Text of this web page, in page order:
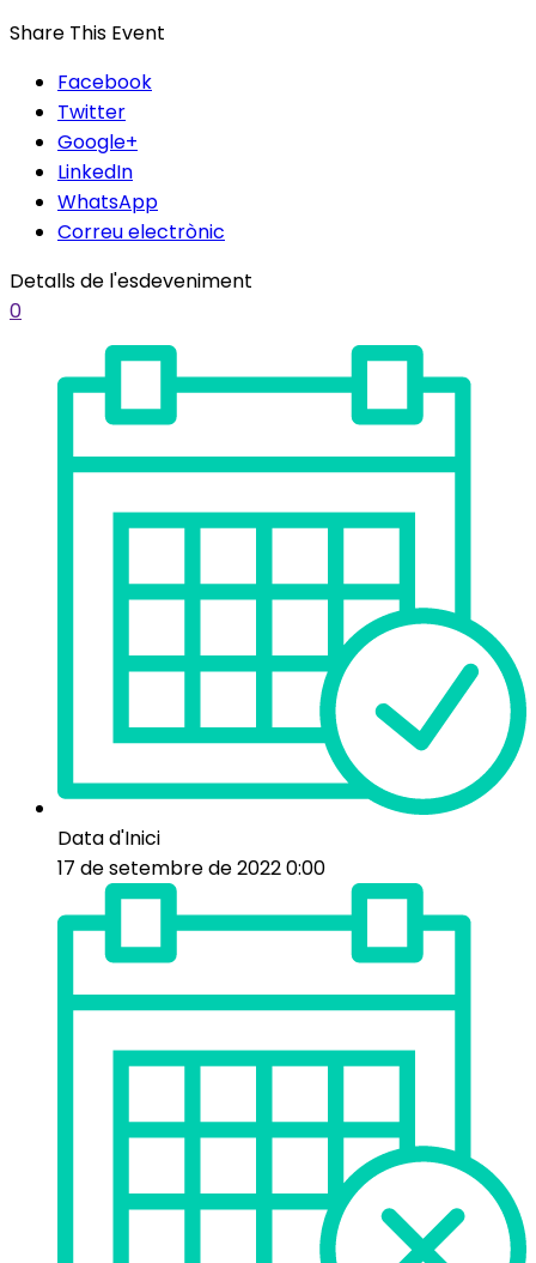
Share This Event
Facebook
Twitter
Google+
LinkedIn
WhatsApp
Correu electrònic
Detalls de l'esdeveniment
0
Data d'Inici
17 de setembre de 2022 0:00